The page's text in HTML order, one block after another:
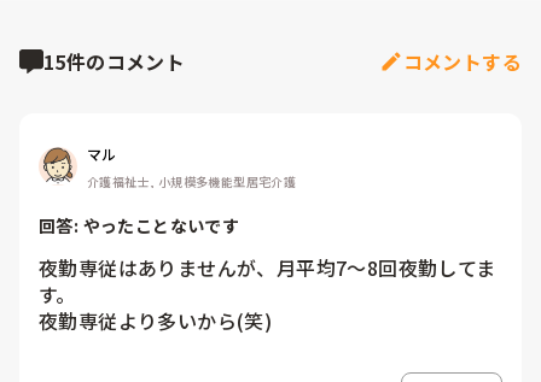
15件のコメント コメントする
マル
介護福祉士, 小規模多機能型居宅介護
回答: やったことないです
夜勤専従はありませんが、月平均7〜8回夜勤してま
す。
夜勤専従より多いから(笑)